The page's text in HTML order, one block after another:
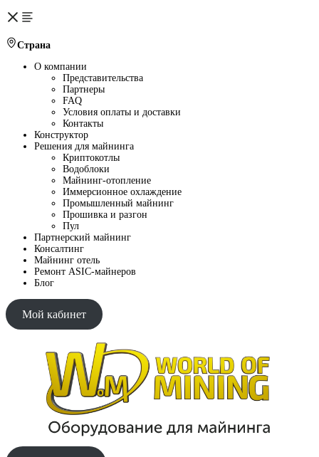
Страна
О компании
Представительства
Партнеры
FAQ
Условия оплаты и доставки
Контакты
Конструктор
Решения для майнинга
Криптокотлы
Водоблоки
Майнинг-отопление
Иммерсионное охлаждение
Промышленный майнинг
Прошивка и разгон
Пул
Партнерский майнинг
Консалтинг
Майнинг отель
Ремонт ASIC-майнеров
Блог
Мой кабинет